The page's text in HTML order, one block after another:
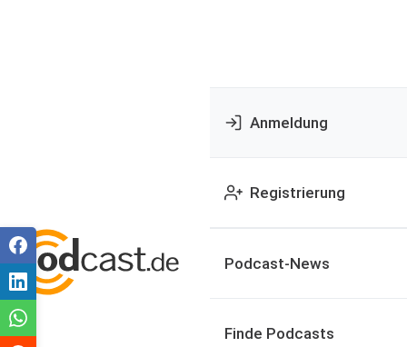
Anmeldung
Registrierung
Podcast-News
Finde Podcasts